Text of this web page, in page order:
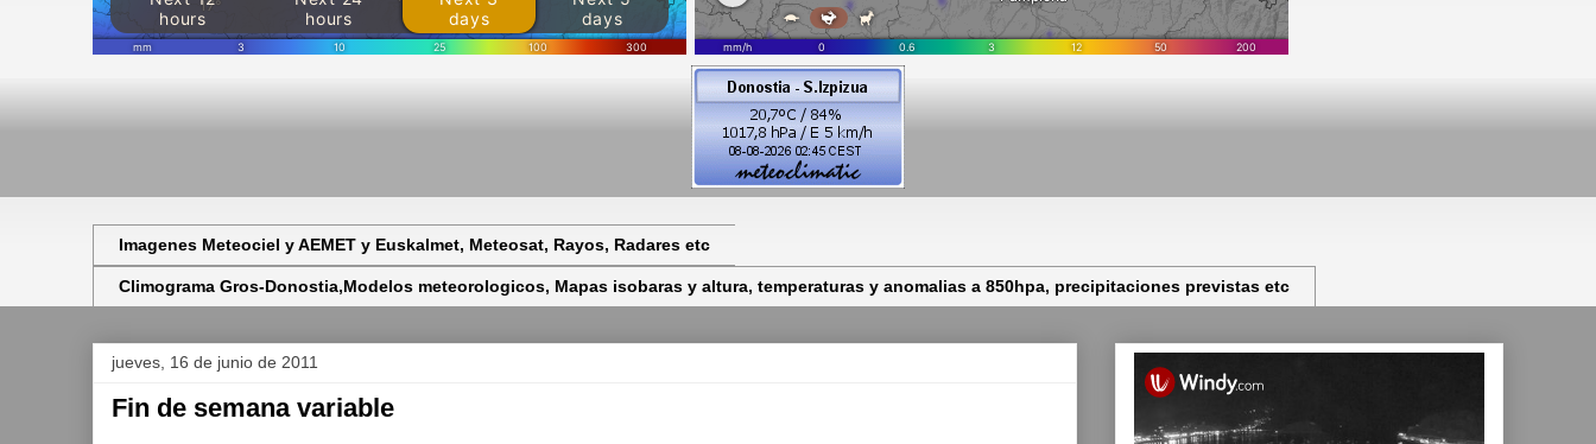
Imagenes Meteociel y AEMET y Euskalmet, Meteosat, Rayos, Radares etc
Climograma Gros-Donostia,Modelos meteorologicos, Mapas isobaras y altura, temperaturas y anomalias a 850hpa, precipitaciones previstas etc
jueves, 16 de junio de 2011
Fin de semana variable